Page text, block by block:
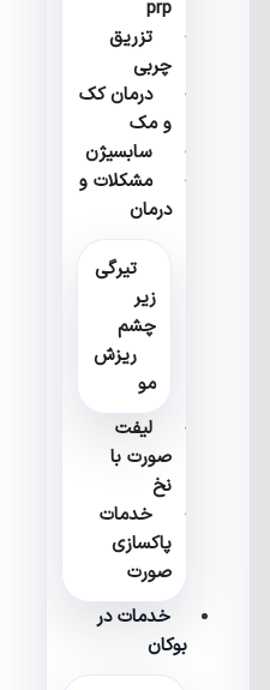
تزریق
چربی
درمان کک
و مک
سابسیژن
مشکلات و
درمان
تیرگی
چشم
ریزش
لیفت
صورت با
خدمات
پاکسازی
صورت
خدمات در
بوکان